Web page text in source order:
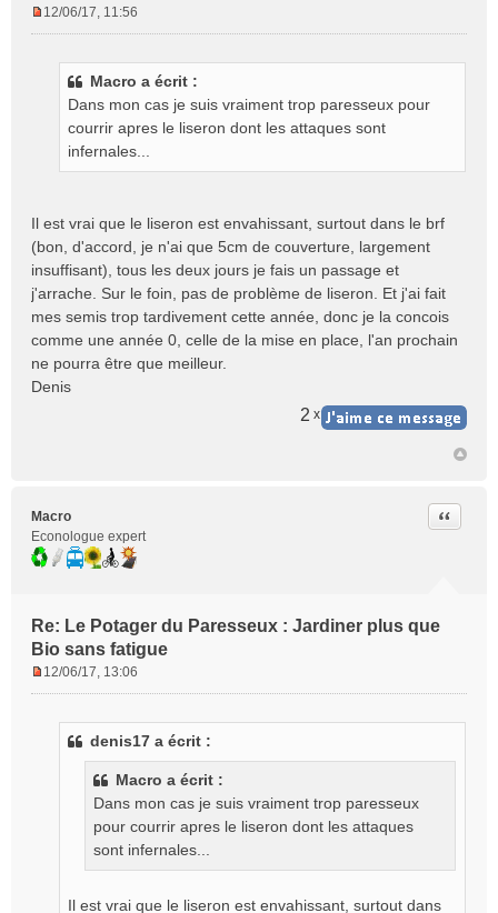
l
u
12/06/17, 11:56
Macro a écrit :
Dans mon cas je suis vraiment trop paresseux pour
courrir apres le liseron dont les attaques sont
infernales...
Il est vrai que le liseron est envahissant, surtout dans le brf
(bon, d'accord, je n'ai que 5cm de couverture, largement
insuffisant), tous les deux jours je fais un passage et
j'arrache. Sur le foin, pas de problème de liseron. Et j'ai fait
mes semis trop tardivement cette année, donc je la concois
comme une année 0, celle de la mise en place, l'an prochain
ne pourra être que meilleur.
Denis
2 x
Macro
Econologue expert
Re: Le Potager du Paresseux : Jardiner plus que
Bio sans fatigue
Citer
12/06/17, 13:06
denis17 a écrit :
Macro a écrit :
Dans mon cas je suis vraiment trop paresseux
pour courrir apres le liseron dont les attaques
sont infernales...
Il est vrai que le liseron est envahissant, surtout dans